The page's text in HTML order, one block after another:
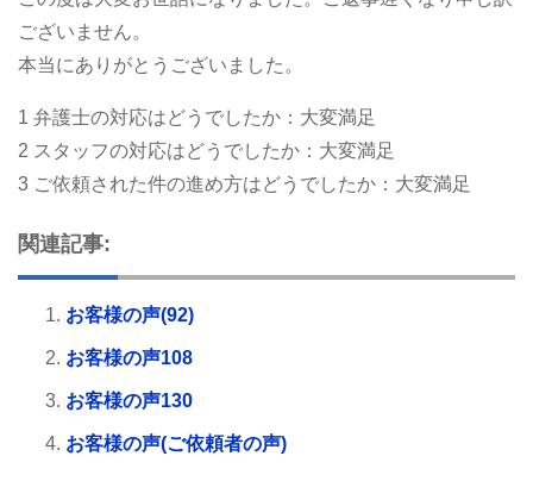
ございません。
本当にありがとうございました。
1 弁護士の対応はどうでしたか：大変満足
2 スタッフの対応はどうでしたか：大変満足
3 ご依頼された件の進め方はどうでしたか：大変満足
関連記事:
お客様の声(92)
お客様の声108
お客様の声130
お客様の声(ご依頼者の声)